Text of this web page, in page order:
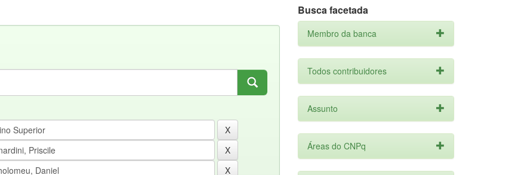
Busca facetada
Membro da banca
Todos contribuidores
Assunto
Áreas do CNPq